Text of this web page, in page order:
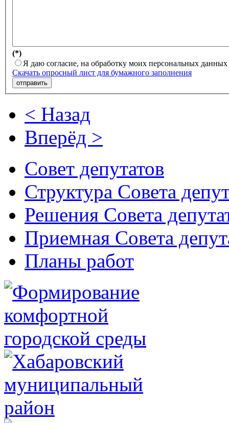
(*)
Я даю согласие, на обработку моих персональных данных
Скачать опросный лист для бумажного заполнения
отправить
< Назад
Вперёд >
Совет депутатов
Структура Совета
Решения Совета
Приемная Совета
Планы работ